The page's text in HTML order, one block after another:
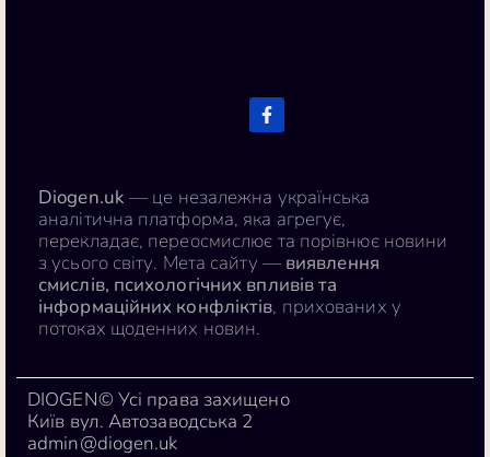
Diogen.uk — це незалежна українська
аналітична платформа, яка агрегує,
перекладає, переосмислює та порівнює новини
з усього світу. Мета сайту — виявлення
смислів, психологічних впливів та
інформаційних конфліктів, прихованих у
потоках щоденних новин.
DIOGEN© Усі права захищено
Київ вул. Автозаводська 2
admin@diogen.uk